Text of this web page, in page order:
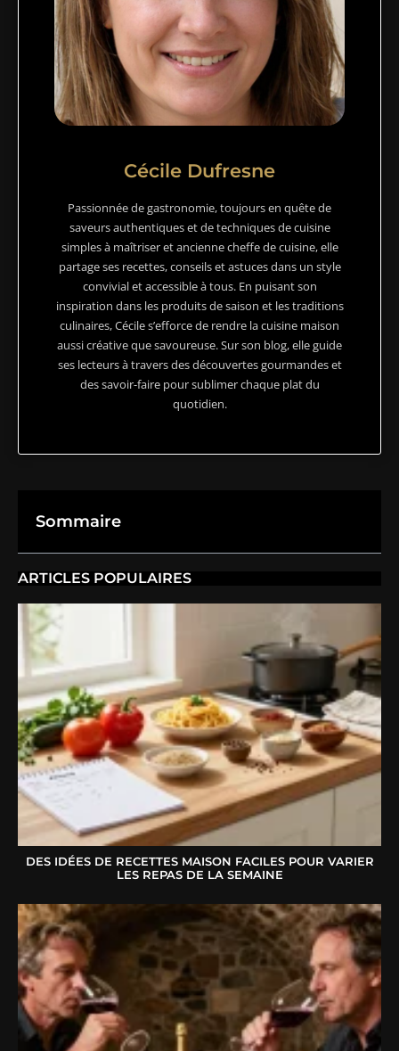
Cécile Dufresne
Passionnée de gastronomie, toujours en quête de
saveurs authentiques et de techniques de cuisine
simples à maîtriser et ancienne cheffe de cuisine, elle
partage ses recettes, conseils et astuces dans un style
convivial et accessible à tous. En puisant son
inspiration dans les produits de saison et les traditions
culinaires, Cécile s’efforce de rendre la cuisine maison
aussi créative que savoureuse. Sur son blog, elle guide
ses lecteurs à travers des découvertes gourmandes et
des savoir-faire pour sublimer chaque plat du
quotidien.
Sommaire
ARTICLES POPULAIRES
DES IDÉES DE RECETTES MAISON FACILES POUR VARIER
LES REPAS DE LA SEMAINE